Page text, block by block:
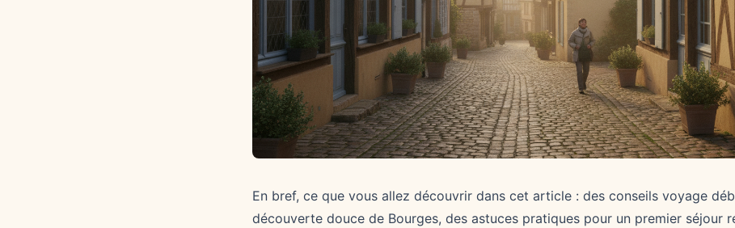
En bref, ce que vous allez découvrir dans cet article : des conseils voyage
découverte douce de Bourges, des astuces pratiques pour un premier séjour